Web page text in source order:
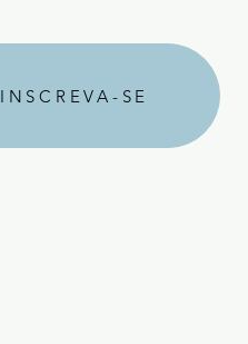
INSCREVA-SE